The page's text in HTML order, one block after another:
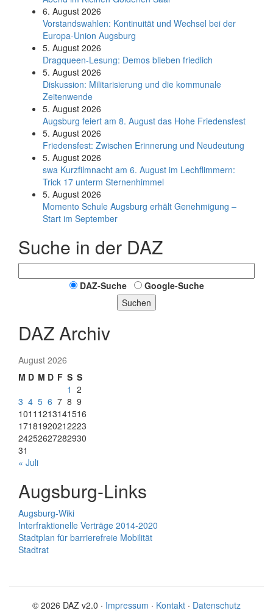
6. August 2026
Vorstandswahlen: Kontinuität und Wechsel bei der
Europa-Union Augsburg
5. August 2026
Dragqueen-Lesung: Demos blieben friedlich
5. August 2026
Diskussion: Mi­li­ta­ri­sie­rung und die kommunale
Zeitenwende
5. August 2026
Augsburg feiert am 8. August das Hohe Friedensfest
5. August 2026
Friedensfest: Zwischen Erinnerung und Neudeutung
5. August 2026
swa Kurz­film­nacht am 6. August im Lech­flim­mern:
Trick 17 unterm Sternen­himmel
5. August 2026
Momento Schule Augsburg erhält Genehmigung –
Start im September
Suche in der DAZ
DAZ-Suche
Google-Suche
Suchen
DAZ Archiv
August 2026
M D M D F S S
1 2
3 4 5 6 7 8 9
1011 1213141516
17181920212223
24252627282930
31
« Juli
Augsburg-Links
Augsburg-Wiki
Interfraktionelle Verträge 2014-2020
Stadtplan für barrierefreie Mobilität
Stadtrat
© 2026 DAZ v2.0 · Impressum · Kontakt · Datenschutz